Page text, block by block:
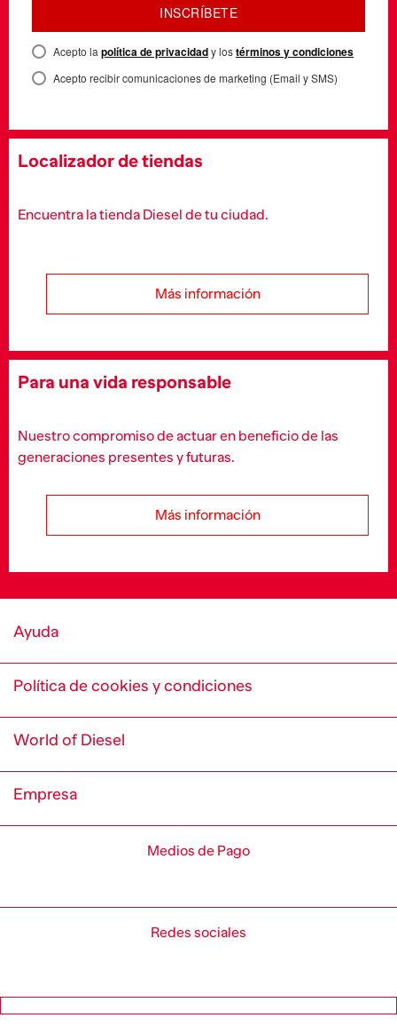
INSCRÍBETE
Acepto la política de privacidady lostérminos y condiciones
Acepto recibir comunicaciones de marketing (Email y SMS)
Localizador de tiendas
Encuentra la tienda Diesel de tu ciudad.
Más información
Para una vida responsable
Nuestro compromiso de actuar en beneficio de las
generaciones presentes y futuras.
Más información
Ayuda
Política de cookies y condiciones
World of Diesel
Empresa
Medios de Pago
Redes sociales